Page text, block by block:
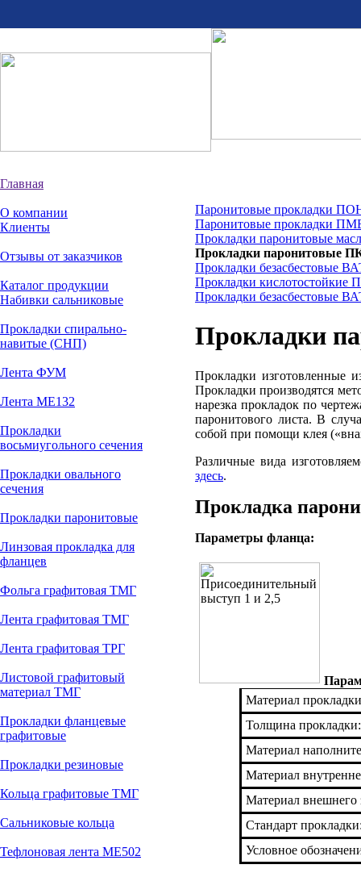
Главная
О компании
Клиенты
Отзывы от заказчиков
Каталог продукции
Набивки сальниковые
Прокладки спирально-
навитые (СНП)
Лента ФУМ
Лента МЕ132
Прокладки
восьмиугольного сечения
Прокладки овального
сечения
Прокладки паронитовые
Линзовая прокладка для
фланцев
Фольга графитовая ТМГ
Лента графитовая ТМГ
Лента графитовая ТРГ
Листовой графитовый
материал ТМГ
Прокладки фланцевые
графитовые
Прокладки резиновые
Кольца графитовые ТМГ
Сальниковые кольца
Тефлоновая лента МЕ502
Паронитовые прокладки
Паронитовые прокладки
Прокладки паронитовые
Прокладки паронитовые
Прокладки безасбестовые
Прокладки кислотостойкие
Прокладки безасбестовые
Прокладки
Прокладки изготовленные
Прокладки производятся
нарезка прокладок по
паронитового листа. В
собой при помощи клея
Различные вида
здесь.
Прокладка
Параметры фланца:
Материал
Толщина прокладки:
Материал
Материал
Материал внешнего
Стандарт
Условное